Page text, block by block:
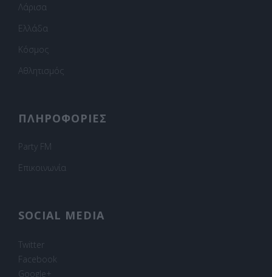
Λάρισα
Ελλάδα
Κόσμος
Αθλητισμός
ΠΛΗΡΟΦΟΡΙΕΣ
Party FM
Επικοινωνία
SOCIAL MEDIA
Twitter
Facebook
Google+